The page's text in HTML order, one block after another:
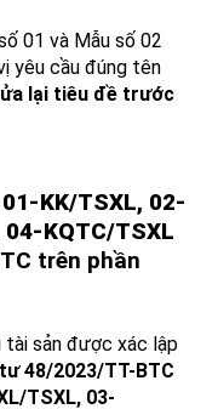
01 và Mẫu số 02
yêu cầu đúng tên
lại tiêu đề trước
01-KK/TSXL, 02-
04-KQTC/TSXL
trên phần
tài sản được xác lập
48/2023/TT-BTC
TSXL, 03-